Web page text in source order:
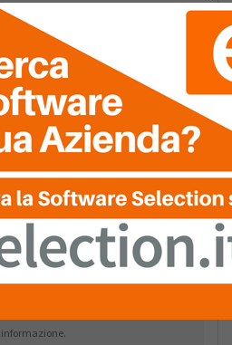
Contattaci per vedere questa
informazione.
Contattaci per vedere questa
Contattaci per vedere questa
informazione.
Contattaci per vedere questa
informazione.